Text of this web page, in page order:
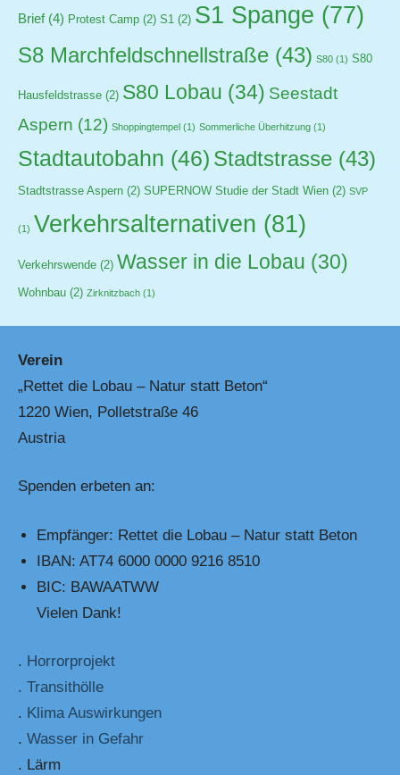
Brief(4) Protest Camp (2) S1 (2) S1 Spange (77)
S8 Marchfeldschnellstraße (43) S80 (1) S80
Hausfeldstrasse (2) S80 Lobau (34) Seestadt
Aspern (12) Shoppingtempel (1) Sommerliche Überhitzung (1)
Stadtautobahn (46) Stadtstrasse (43)
Stadtstrasse Aspern (2) SUPERNOW Studie der Stadt Wien (2) SVP
(1) Verkehrsalternativen (81)
Verkehrswende (2) Wasser in die Lobau (30)
Wohnbau (2) Zirknitzbach (1)
Verein
„Rettet die Lobau – Natur statt Beton“
1220 Wien, Polletstraße 46
Austria
Spenden erbeten an:
Empfänger: Rettet die Lobau – Natur statt Beton
IBAN: AT74 6000 0000 9216 8510
BIC: BAWAATWW
Vielen Dank!
. Horrorprojekt
. Transithölle
. Klima Auswirkungen
. Wasser in Gefahr
. Lärm